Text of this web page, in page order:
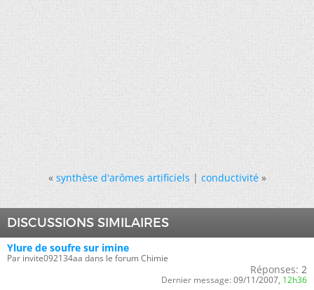
« synthèse d'arômes artificiels|conductivité »
DISCUSSIONS SIMILAIRES
Ylure de soufre sur imine
Par invite092134aa dans le forum Chimie
Réponses: 2
Dernier message: 09/11/2007, 12h36